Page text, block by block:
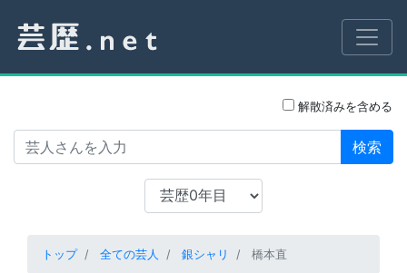
解散済みを含める
検索
トップ 全ての芸人 銀シャリ 橋本直